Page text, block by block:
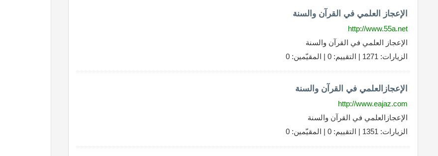
الإعجاز العلمي في القرآن والسنة
http://www.55a.net
الإعجاز العلمي في القرآن والسنة
الزيارات: 1271 | التقييم: 0 | المقيّمين: 0
الإعجازالعلمي في القرآن والسنة
http://www.eajaz.com
الإعجازالعلمي في القرآن والسنة
الزيارات: 1351 | التقييم: 0 | المقيّمين: 0